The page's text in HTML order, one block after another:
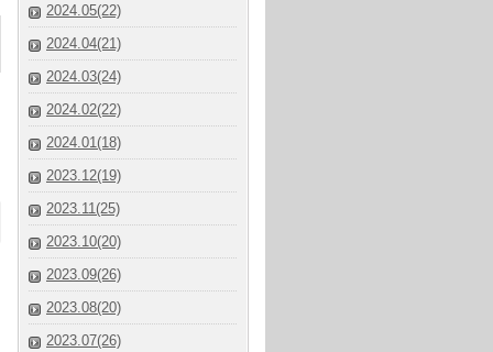
2024.05(22)
2024.04(21)
2024.03(24)
2024.02(22)
2024.01(18)
2023.12(19)
2023.11(25)
2023.10(20)
2023.09(26)
2023.08(20)
2023.07(26)